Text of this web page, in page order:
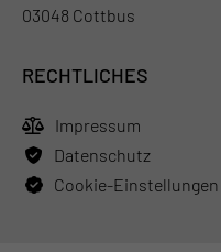
03048 Cottbus
RECHTLICHES
Impressum
Datenschutz
Cookie-Einstellungen